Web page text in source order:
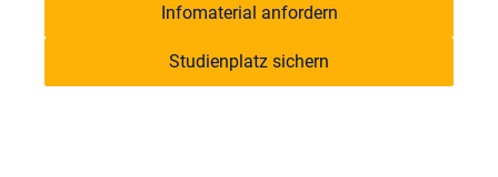
Infomaterial anfordern
Studienplatz sichern